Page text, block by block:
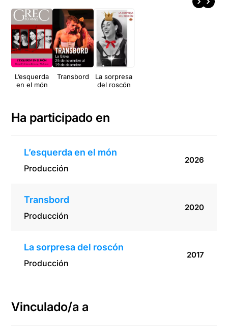
L’esquerda
en el món
Transbord
La sorpresa
del roscón
Ha participado en
L’esquerda en el món
Producción
2026
Transbord
Producción
2020
La sorpresa del roscón
Producción
2017
Vinculado/a a